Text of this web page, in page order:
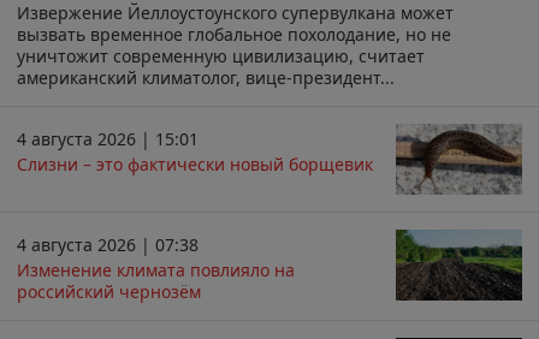
Извержение Йеллоустоунского супервулкана может
вызвать временное глобальное похолодание, но не
уничтожит современную цивилизацию, считает
американский климатолог, вице-президент...
4 августа 2026 | 15:01
Слизни – это фактически новый борщевик
4 августа 2026 | 07:38
Изменение климата повлияло на
российский чернозём